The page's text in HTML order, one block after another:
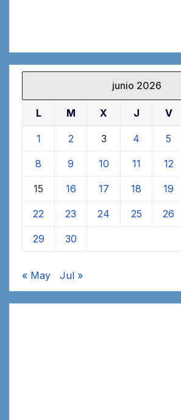
junio 2026
L M X J V
1 2 3 4 5
8 9 10 11 12
15 16 17 18 19
22 23 24 25 26
29 30
« May Jul »